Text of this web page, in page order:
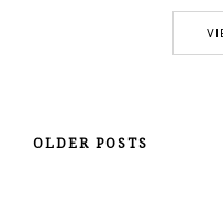
OLDER POSTS